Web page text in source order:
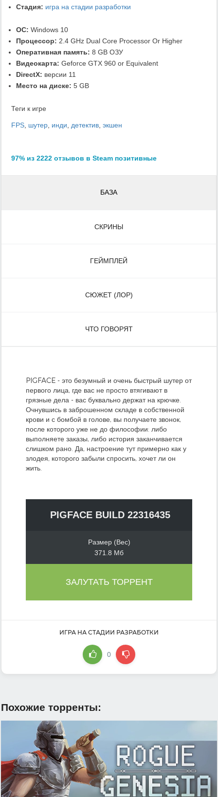
Стадия: игра на стадии разработки
ОС: Windows 10
Процессор: 2.4 GHz Dual Core Processor Or Higher
Оперативная память: 8 GB ОЗУ
Видеокарта: Geforce GTX 960 or Equivalent
DirectX: версии 11
Место на диске: 5 GB
Теги к игре
FPS шутер инди детектив экшен
97% из 2222 отзывов в Steam позитивные
БАЗА
СКРИНЫ
ГЕЙМПЛЕЙ
СЮЖЕТ (ЛОР)
ЧТО ГОВОРЯТ
PIGFACE - это безумный и очень быстрый шутер от
первого лица, где вас не просто втягивают в
грязные дела - вас буквально держат на крючке.
Очнувшись в заброшенном складе в собственной
крови и с бомбой в голове, вы получаете звонок,
после которого уже не до философии: либо
выполняете заказы, либо история заканчивается
слишком рано. Да, настроение тут примерно как у
злодея, которого забыли спросить, хочет ли он
жить.
PIGFACE BUILD 22316435
Размер (Вес)
371.8 Мб
ЗАЛУТАТЬ ТОРРЕНТ
ИГРА НА СТАДИИ РАЗРАБОТКИ
0
Похожие торренты: